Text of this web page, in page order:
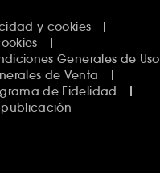
y cookies
Generales de Uso
de Venta
de Fidelidad